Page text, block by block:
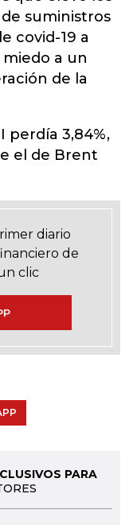
suministros
covid-19 a
a un
de la
perdía 3,84%,
el de Brent
diario
de
clic
PARA